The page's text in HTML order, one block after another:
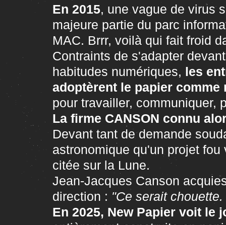
En 2015, une vague de virus
majeure partie du parc
MAC. Brrr, voilà qui fait froid
Contraints de s'adapter
habitudes numériques, les
adoptèrent le papier
pour travailler, communiquer,
La firme CANSON connu
Devant tant de demande
astronomique qu'un projet
citée sur la Lune.
Jean-Jacques Canson
direction : "Ce serait
En 2025, New Papier voit le